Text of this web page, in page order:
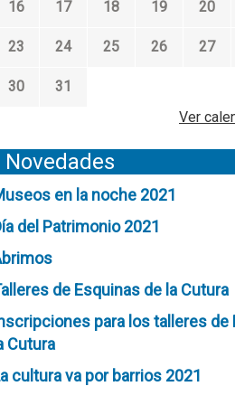
16 17 18 19 20
23 24 25 26 27
30
31
Ver
Novedades
en la noche 2021
del Patrimonio 2021
de Esquinas de la Cutura
para los talleres de
Cutura
cultura va por barrios 2021